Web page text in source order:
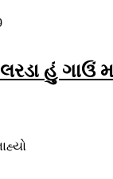
હું ગાઉં